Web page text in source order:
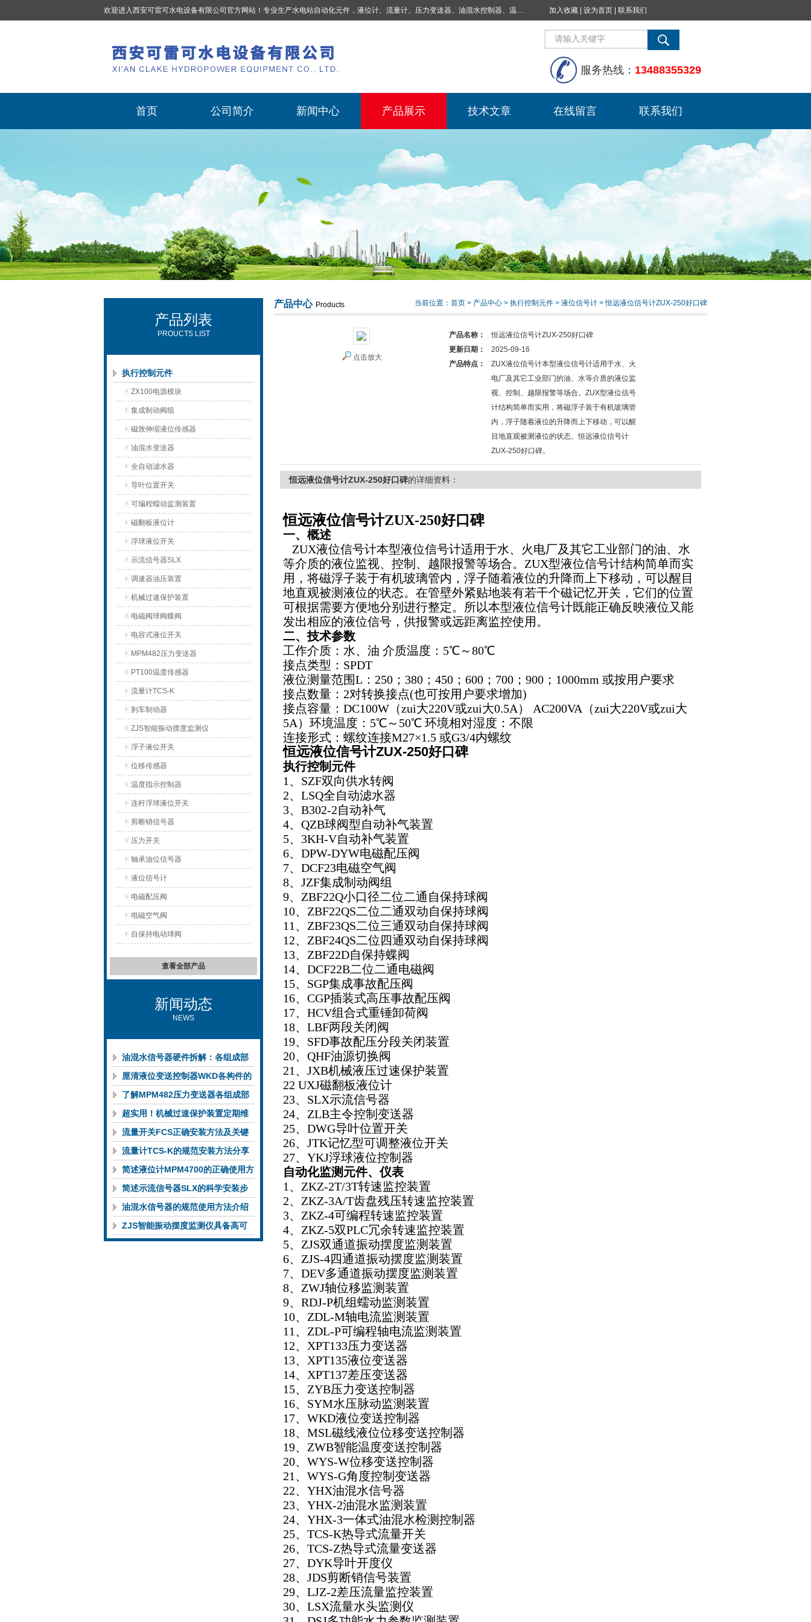
欢迎进入西安可雷可水电设备有限公司官方网站！专业生产水电站自动化元件，液位计、流量计、压力变送器、油混水控制器、温度传感器、电磁阀球阀蝶阀、测速装置、位移变送器、油冷却器、自动补气装置、机械过速保护装置、排水控制柜、压油装置控制系统、液位集中控制系统、水力量测控制系统、水轮发电机组监测系统、电容式液位开关、压力表、测温制动柜、蝴蝶阀球阀控制柜 | 加入收藏 设为首页 联系我们
西安可雷可水电设备有限公司
服务热线： 13488355329
首页 公司简介 新闻中心 产品展示 技术文章 在线留言 联系我们
产品列表
PROUCTS LIST
执行控制元件
ZX100电源模块
集成制动阀组
磁致伸缩液位传感器
油混水变送器
全自动滤水器
导叶位置开关
可编程蠕动监测装置
磁翻板液位计
浮球液位开关
示流信号器SLX
调速器油压装置
机械过速保护装置
电磁阀球阀蝶阀
电容式液位开关
MPM482压力变送器
PT100温度传感器
流量计TCS-K
刹车制动器
ZJS智能振动摆度监测仪
浮子液位开关
位移传感器
温度指示控制器
连杆浮球液位开关
剪断销信号器
压力开关
轴承油位信号器
液位信号计
电磁配压阀
电磁空气阀
自保持电动球阀
查看全部产品
新闻动态
NEWS
油混水信号器硬件拆解：各组成部
件的功能特点与性能指标
厘清液位变送控制器WKD各构件的
功能特性稳定完成液位监测
了解MPM482压力变送器各组成部
件功能特点有助于提升选型合理性
超实用！机械过速保护装置定期维
护保养方法大汇总
流量开关FCS正确安装方法及关键
要点专业分享
流量计TCS-K的规范安装方法分享
简述液位计MPM4700的正确使用方
法
简述示流信号器SLX的科学安装步
骤
油混水信号器的规范使用方法介绍
ZJS智能振动摆度监测仪具备高可
靠性与自诊断能力
产品中心 Products 当前位置： 首页 > 产品中心 > 执行控制元件 > 液位信号计 > 恒远液位信号计ZUX-250好口碑
点击放大
产品名称：
恒远液位信号计ZUX-250好口碑
更新日期：
2025-09-16
产品特点：
ZUX液位信号计本型液位信号计适用于水、火
电厂及其它工业部门的油、水等介质的液位监
视、控制、越限报警等场合。ZUX型液位信号
计结构简单而实用，将磁浮子装于有机玻璃管
内，浮子随着液位的升降而上下移动，可以醒
目地直观被测液位的状态。恒远液位信号计
ZUX-250好口碑。
恒远液位信号计ZUX-250好口碑的详细资料：
恒远液位信号计ZUX-250好口碑
一、概述
ZUX液位信号计本型液位信号计适用于水、火电厂及其它工业部门的油、水
等介质的液位监视、控制、越限报警等场合。ZUX型液位信号计结构简单而实
用，将磁浮子装于有机玻璃管内，浮子随着液位的升降而上下移动，可以醒目
地直观被测液位的状态。在管壁外紧贴地装有若干个磁记忆开关，它们的位置
可根据需要方便地分别进行整定。所以本型液位信号计既能正确反映液位又能
发出相应的液位信号，供报警或远距离监控使用。
二、技术参数
工作介质：水、油 介质温度：5℃～80℃
接点类型：SPDT
液位测量范围L：250；380；450；600；700；900；1000mm 或按用户要求
接点数量：2对转换接点(也可按用户要求增加)
接点容量：DC100W（zui大220V或zui大0.5A） AC200VA（zui大220V或zui大
5A）环境温度：5℃～50℃ 环境相对湿度：不限
连接形式：螺纹连接M27×1.5 或G3/4内螺纹
恒远液位信号计ZUX-250好口碑
执行控制元件
1、SZF双向供水转阀
2、LSQ全自动滤水器
3、B302-2自动补气
4、QZB球阀型自动补气装置
5、3KH-V自动补气装置
6、DPW-DYW电磁配压阀
7、DCF23电磁空气阀
8、JZF集成制动阀组
9、ZBF22Q小口径二位二通自保持球阀
10、ZBF22QS二位二通双动自保持球阀
11、ZBF23QS二位三通双动自保持球阀
12、ZBF24QS二位四通双动自保持球阀
13、ZBF22D自保持蝶阀
14、DCF22B二位二通电磁阀
15、SGP集成事故配压阀
16、CGP插装式高压事故配压阀
17、HCV组合式重锤卸荷阀
18、LBF两段关闭阀
19、SFD事故配压分段关闭装置
20、QHF油源切换阀
21、JXB机械液压过速保护装置
22 UXJ磁翻板液位计
23、SLX示流信号器
24、ZLB主令控制变送器
25、DWG导叶位置开关
26、JTK记忆型可调整液位开关
27、YKJ浮球液位控制器
自动化监测元件、仪表
1、ZKZ-2T/3T转速监控装置
2、ZKZ-3A/T齿盘残压转速监控装置
3、ZKZ-4可编程转速监控装置
4、ZKZ-5双PLC冗余转速监控装置
5、ZJS双通道振动摆度监测装置
6、ZJS-4四通道振动摆度监测装置
7、DEV多通道振动摆度监测装置
8、ZWJ轴位移监测装置
9、RDJ-P机组蠕动监测装置
10、ZDL-M轴电流监测装置
11、ZDL-P可编程轴电流监测装置
12、XPT133压力变送器
13、XPT135液位变送器
14、XPT137差压变送器
15、ZYB压力变送控制器
16、SYM水压脉动监测装置
17、WKD液位变送控制器
18、MSL磁线液位位移变送控制器
19、ZWB智能温度变送控制器
20、WYS-W位移变送控制器
21、WYS-G角度控制变送器
22、YHX油混水信号器
23、YHX-2油混水监测装置
24、YHX-3一体式油混水检测控制器
25、TCS-K热导式流量开关
26、TCS-Z热导式流量变送器
27、DYK导叶开度仪
28、JDS剪断销信号装置
29、LJZ-2差压流量监控装置
30、LSX流量水头监测仪